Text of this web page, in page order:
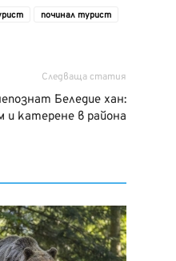
починал турист
Следваща статия
Беледие хан:
и катерене в района